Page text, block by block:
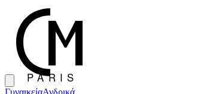
ΓυναικείαΑνδρικά